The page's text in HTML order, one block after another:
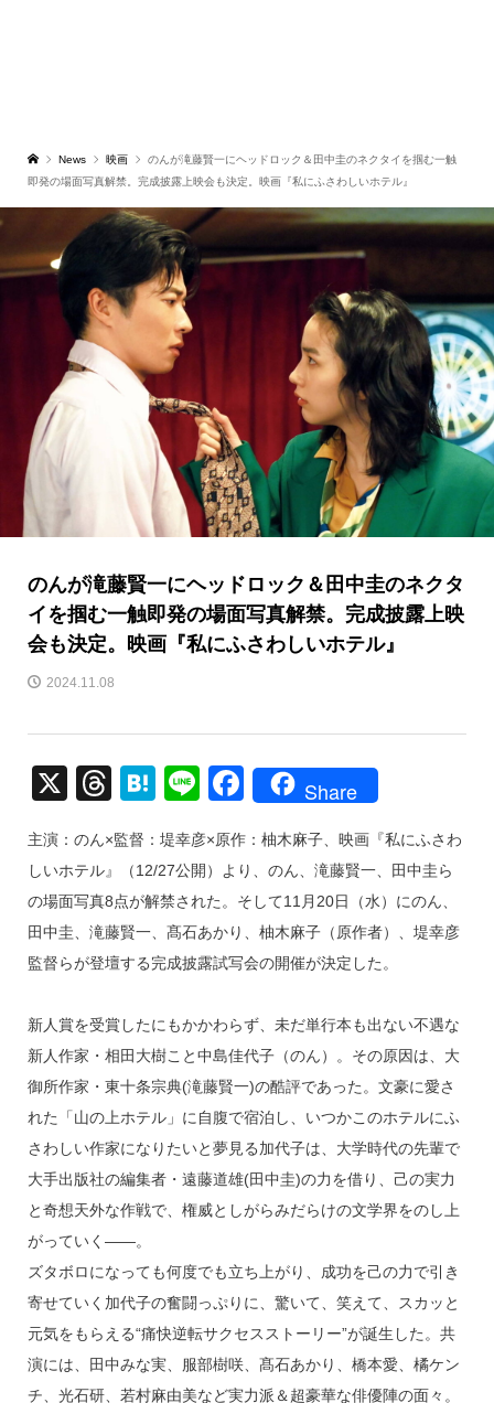
News 映画
のんが滝藤賢一にヘッドロック＆田中圭のネクタイを掴む一触
即発の場面写真解禁。完成披露上映会も決定。映画『私にふさわしいホテル』
のんが滝藤賢一にヘッドロック＆田中圭のネクタ
イを掴む一触即発の場面写真解禁。完成披露上映
会も決定。映画『私にふさわしいホテル』
2024.11.08
X
T
e
a
d
s
H
e
n
a
Li
e
F
c
e
b
o
k
Share
主演：のん×監督：堤幸彦×原作：柚木麻子、映画『私にふさわ
しいホテル』（12/27公開）より、のん、滝藤賢一、田中圭ら
の場面写真8点が解禁された。そして11月20日（水）にのん、
田中圭、滝藤賢一、髙石あかり、柚木麻子（原作者）、堤幸彦
監督らが登壇する完成披露試写会の開催が決定した。
新人賞を受賞したにもかかわらず、未だ単行本も出ない不遇な
新人作家・相田大樹こと中島佳代子（のん）。その原因は、大
御所作家・東十条宗典(滝藤賢一)の酷評であった。文豪に愛さ
れた「山の上ホテル」に自腹で宿泊し、いつかこのホテルにふ
さわしい作家になりたいと夢見る加代子は、大学時代の先輩で
大手出版社の編集者・遠藤道雄(田中圭)の力を借り、己の実力
と奇想天外な作戦で、権威としがらみだらけの文学界をのし上
がっていく――。
ズタボロになっても何度でも立ち上がり、成功を己の力で引き
寄せていく加代子の奮闘っぷりに、驚いて、笑えて、スカッと
元気をもらえる“痛快逆転サクセスストーリー”が誕生した。共
演には、田中みな実、服部樹咲、髙石あかり、橋本愛、橘ケン
チ、光石研、若村麻由美など実力派＆超豪華な俳優陣の面々。